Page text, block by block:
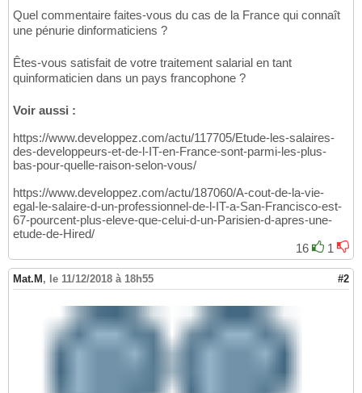
Quel commentaire faites-vous du cas de la France qui connaît
une pénurie dinformaticiens ?
Êtes-vous satisfait de votre traitement salarial en tant
quinformaticien dans un pays francophone ?
Voir aussi :
https://www.developpez.com/actu/117705/Etude-les-salaires-
des-developpeurs-et-de-l-IT-en-France-sont-parmi-les-plus-
bas-pour-quelle-raison-selon-vous/
https://www.developpez.com/actu/187060/A-cout-de-la-vie-
egal-le-salaire-d-un-professionnel-de-l-IT-a-San-Francisco-est-
67-pourcent-plus-eleve-que-celui-d-un-Parisien-d-apres-une-
etude-de-Hired/
16
1
Mat.M , le 11/12/2018 à 18h55 #2